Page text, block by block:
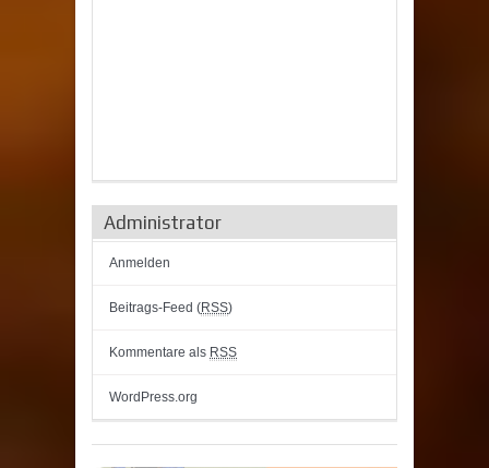
Administrator
Anmelden
Beitrags-Feed (RSS)
Kommentare als RSS
WordPress.org